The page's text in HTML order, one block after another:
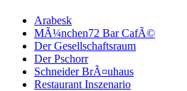
Arabesk
MÃ¼nchen72 Bar CafÃ©
Der Gesellschaftsraum
Der Pschorr
Schneider BrÃ¤uhaus
Restaurant Inszenario